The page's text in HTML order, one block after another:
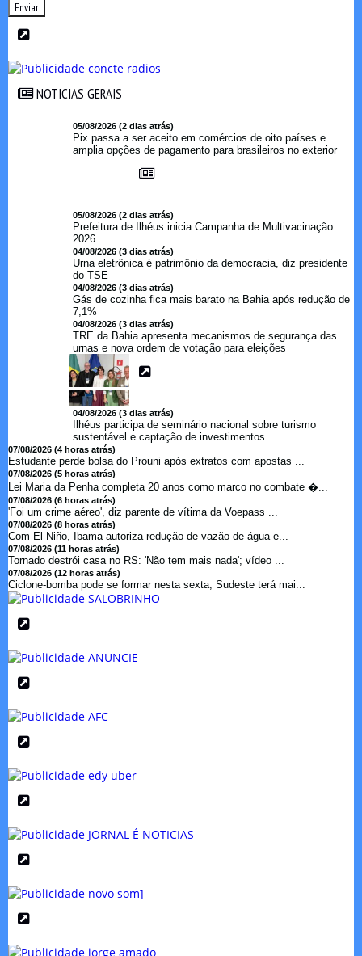
Enviar
NOTICIAS GERAIS
05/08/2026 (2 dias atrás)
Pix passa a ser aceito em comércios de oito países e
amplia opções de pagamento para brasileiros no exterior
05/08/2026 (2 dias atrás)
Prefeitura de Ilhéus inicia Campanha de Multivacinação
2026
04/08/2026 (3 dias atrás)
Urna eletrônica é patrimônio da democracia, diz presidente
do TSE
04/08/2026 (3 dias atrás)
Gás de cozinha fica mais barato na Bahia após redução de
7,1%
04/08/2026 (3 dias atrás)
TRE da Bahia apresenta mecanismos de segurança das
urnas e nova ordem de votação para eleições
04/08/2026 (3 dias atrás)
Ilhéus participa de seminário nacional sobre turismo
sustentável e captação de investimentos
07/08/2026 (4 horas atrás)
Estudante perde bolsa do Prouni após extratos com apostas ...
07/08/2026 (5 horas atrás)
Lei Maria da Penha completa 20 anos como marco no combate �...
07/08/2026 (6 horas atrás)
'Foi um crime aéreo', diz parente de vítima da Voepass ...
07/08/2026 (8 horas atrás)
Com El Niño, Ibama autoriza redução de vazão de água e...
07/08/2026 (11 horas atrás)
Tornado destrói casa no RS: 'Não tem mais nada'; vídeo ...
07/08/2026 (12 horas atrás)
Ciclone-bomba pode se formar nesta sexta; Sudeste terá mai...